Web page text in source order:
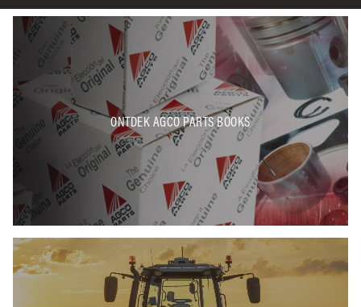
ONTDEK AGCO PARTS BOOKS